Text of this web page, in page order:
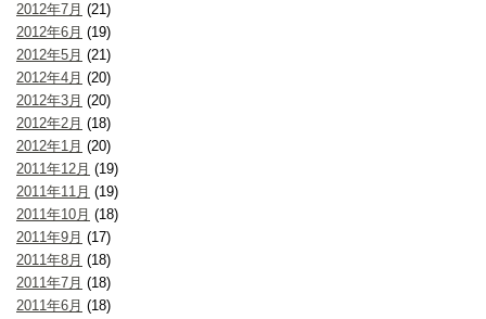
2012年7月 (21)
2012年6月 (19)
2012年5月 (21)
2012年4月 (20)
2012年3月 (20)
2012年2月 (18)
2012年1月 (20)
2011年12月 (19)
2011年11月 (19)
2011年10月 (18)
2011年9月 (17)
2011年8月 (18)
2011年7月 (18)
2011年6月 (18)